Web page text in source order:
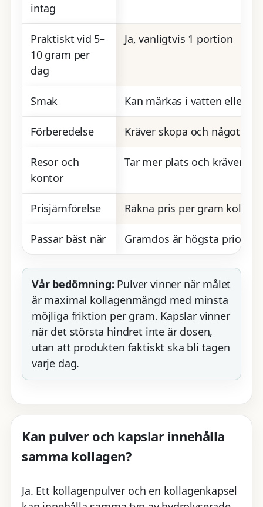
intag
Praktiskt vid 5–
10 gram per
dag
Ja, vanligtvis 1 portion
Smak Kan märkas i vatten eller
Förberedelse Kräver skopa och något att
Resor och
kontor
Tar mer plats och kräver
Prisjämförelse Räkna pris per gram
Passar bäst när Gramdos är högsta prioritet
Vår bedömning: Pulver vinner när målet
är maximal kollagenmängd med minsta
möjliga friktion per gram. Kapslar vinner
när det största hindret inte är dosen,
utan att produkten faktiskt ska bli tagen
varje dag.
Kan pulver och kapslar innehålla
samma kollagen?
Ja. Ett kollagenpulver och en kollagenkapsel